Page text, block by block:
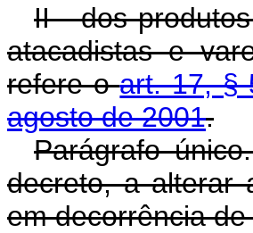
II - dos
atacadistas e
refere oart. 17, §
agosto de 2001.
Parágrafo
decreto, a alterar
em decorrência